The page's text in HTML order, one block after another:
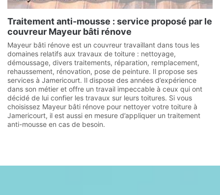
Traitement anti-mousse : service proposé par le
couvreur Mayeur bâti rénove
Mayeur bâti rénove est un couvreur travaillant dans tous les
domaines relatifs aux travaux de toiture : nettoyage,
démoussage, divers traitements, réparation, remplacement,
rehaussement, rénovation, pose de peinture. Il propose ses
services à Jamericourt. Il dispose des années d’expérience
dans son métier et offre un travail impeccable à ceux qui ont
décidé de lui confier les travaux sur leurs toitures. Si vous
choisissez Mayeur bâti rénove pour nettoyer votre toiture à
Jamericourt, il est aussi en mesure d’appliquer un traitement
anti-mousse en cas de besoin.